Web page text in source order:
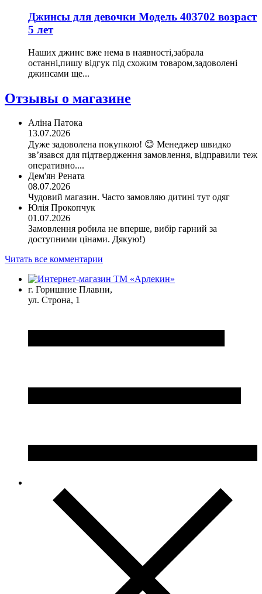
Джинсы для девочки Модель 403702 возраст
5 лет
Наших джинс вже нема в наявності,забрала
останні,пишу відгук під схожим товаром,задоволені
джинсами ще...
Отзывы о магазине
Аліна Патока
13.07.2026
Дуже задоволена покупкою! 😊 Менеджер швидко
зв’язався для підтвердження замовлення, відправили теж
оперативно....
Дем'ян Рената
08.07.2026
Чудовий магазин. Часто замовляю дитині тут одяг
Юлія Прокопчук
01.07.2026
Замовлення робила не вперше, вибір гарний за
доступними цінами. Дякую!)
Читать все комментарии
г. Горишние Плавни,
ул. Строна, 1